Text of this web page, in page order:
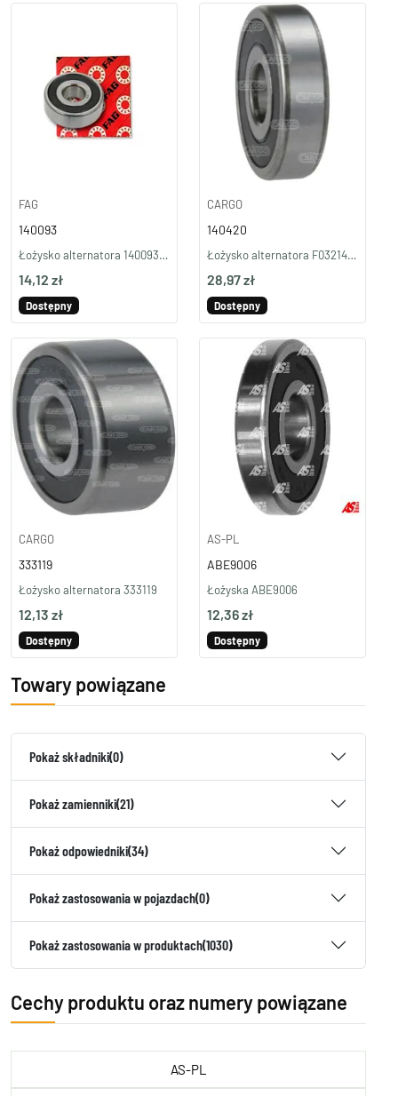
FAG
140093
Łożysko alternatora 140093 (FAG)
14,12 zł
Dostępny
CARGO
140420
Łożysko alternatora F032140420
28,97 zł
Dostępny
CARGO
333119
Łożysko alternatora 333119
12,13 zł
Dostępny
AS-PL
ABE9006
Łożyska ABE9006
12,36 zł
Dostępny
Towary powiązane
Pokaż składniki(0)
Pokaż zamienniki(21)
Pokaż odpowiedniki(34)
Pokaż zastosowania w pojazdach(0)
Pokaż zastosowania w produktach(1030)
Cechy produktu oraz numery powiązane
AS-PL